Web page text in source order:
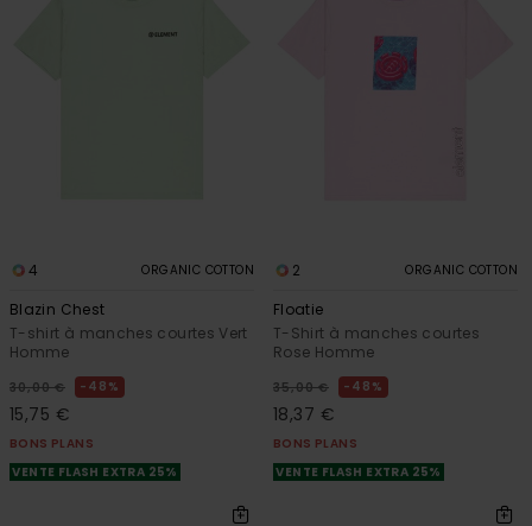
4 ORGANIC COTTON
Blazin Chest
T-shirt à manches courtes Vert
Homme
30,00 € 48%
15,75 €
BONS PLANS
VENTE FLASH EXTRA 25%
2 ORGANIC COTTON
Floatie
T-Shirt à manches courtes
Rose Homme
35,00 € 48%
18,37 €
BONS PLANS
VENTE FLASH EXTRA 25%